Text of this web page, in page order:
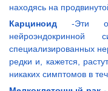
находясь на
Карциноид-Эти
специализированных
редки и, кажется,
никаких симптомов в